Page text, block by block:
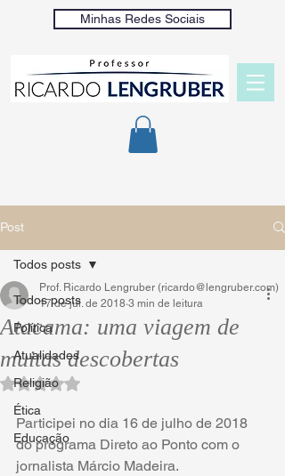
Minhas Redes Sociais
Post
Todos posts
Política
Atualidades
Religião
Ética
Educação
Todos posts
Atacama: uma viagem de
muitas descobertas
Prof. Ricardo Lengruber (ricardo@lengruber.com)
17 de jul. de 2018 3 min de leitura
Avaliado com NaN de 5 estrelas.
Participei no dia 16 de julho de 2018
do programa Direto ao Ponto com o
jornalista Márcio Madeira.